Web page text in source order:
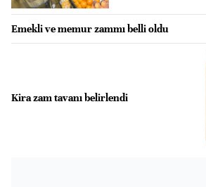
Emekli ve memur zammı belli oldu
Kira zam tavanı belirlendi